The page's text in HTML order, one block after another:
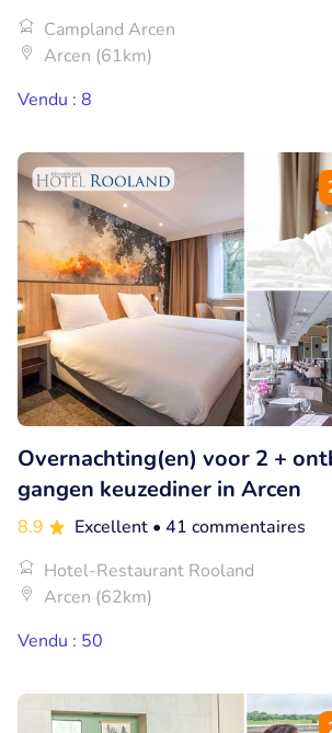
Campland Arcen
Arcen (61km)
Vendu : 8
Overnachting(en) voor 2 +
gangen keuzediner in Arcen
8.9 Excellent • 41 commentaires
Hotel-Restaurant Rooland
Arcen (62km)
Vendu : 50